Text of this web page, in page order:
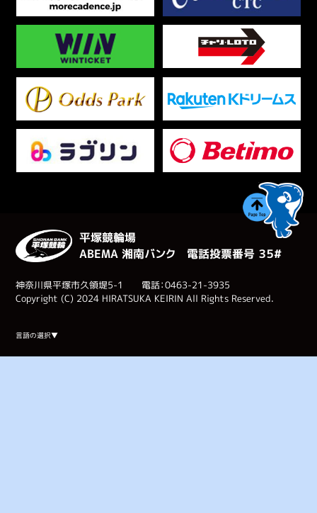
平塚競輪場
ABEMA 湘南バンク 電話投票番号 ３５#
神奈川県平塚市久領堤5-1 電話：0463-21-3935
Copyright (C) 2024 HIRATSUKA KEIRIN All Rights Reserved.
言語の選択▼
Select Language